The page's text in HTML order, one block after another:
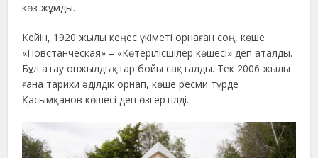
көз жұмды.
Кейін, 1920 жылы кеңес үкіметі орнаған соң, көше
«Повстанческая» – «Көтерілісшілер көшесі» деп аталды.
Бұл атау онжылдықтар бойы сақталды. Тек 2006 жылы
ғана тарихи әділдік орнап, көше ресми түрде
Қасымқанов көшесі деп өзгертілді.